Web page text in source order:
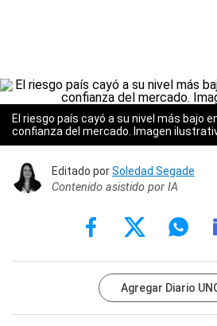
El riesgo país cayó a su nivel más bajo
confianza del mercado. Imagen
Editado porSoledad Segade
Contenido asistido por IA
Agregar Diario